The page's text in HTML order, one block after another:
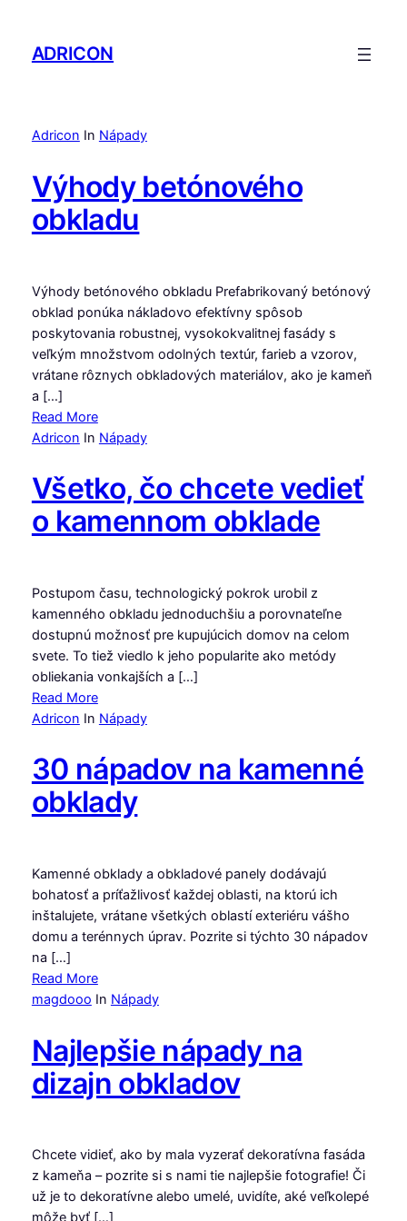
obsahADRICON
Adricon In Nápady
Výhody betónového
obkladu
Výhody betónového obkladu Prefabrikovaný betónový
obklad ponúka nákladovo efektívny spôsob
poskytovania robustnej, vysokokvalitnej fasády s
veľkým množstvom odolných textúr, farieb a vzorov,
vrátane rôznych obkladových materiálov, ako je kameň
a […]
Read More
Adricon In Nápady
Všetko, čo chcete vedieť
o kamennom obklade
Postupom času, technologický pokrok urobil z
kamenného obkladu jednoduchšiu a porovnateľne
dostupnú možnosť pre kupujúcich domov na celom
svete. To tiež viedlo k jeho popularite ako metódy
obliekania vonkajších a […]
Read More
Adricon In Nápady
30 nápadov na kamenné
obklady
Kamenné obklady a obkladové panely dodávajú
bohatosť a príťažlivosť každej oblasti, na ktorú ich
inštalujete, vrátane všetkých oblastí exteriéru vášho
domu a terénnych úprav. Pozrite si týchto 30 nápadov
na […]
Read More
magdooo In Nápady
Najlepšie nápady na
dizajn obkladov
Chcete vidieť, ako by mala vyzerať dekoratívna fasáda
z kameňa – pozrite si s nami tie najlepšie fotografie! Či
už je to dekoratívne alebo umelé, uvidíte, aké veľkolepé
môže byť […]